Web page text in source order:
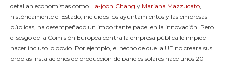
detallan economistas como Ha-joon Chang y Mariana Mazzucato,
históricamente el Estado, incluidos los ayuntamientos y las empresas
públicas, ha desempeñado un importante papel en la innovación. Pero
el sesgo de la Comisión Europea contra la empresa pública le impide
hacer incluso lo obvio. Por ejemplo, el hecho de que la UE no creara sus
propias instalaciones de producción de paneles solares hace unos 20